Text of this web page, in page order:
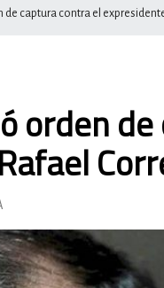
de captura contra el
orden